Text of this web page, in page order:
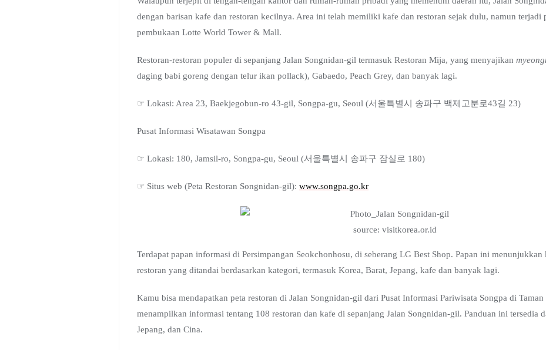
dengan barisan kafe dan restoran kecilnya. Area ini telah memiliki kafe dan restoran sejak dulu, namun terjadi
pembukaan Lotte World Tower & Mall.
Restoran-restoran populer di sepanjang Jalan Songnidan-gil termasuk Restoran Mija, yang menyajikan
daging babi goreng dengan telur ikan pollack), Gabaedo, Peach Grey, dan banyak lagi.
☞ Lokasi: Area 23, Baekjegobun-ro 43-gil, Songpa-gu, Seoul (서울특별시 송파구 백제고분로43길 23)
Pusat Informasi Wisatawan Songpa
☞ Lokasi: 180, Jamsil-ro, Songpa-gu, Seoul (서울특별시 송파구 잠실로 180)
☞ Situs web (Peta Restoran Songnidan-gil): www.songpa.go.kr
source: visitkorea.or.id
Terdapat papan informasi di Persimpangan Seokchonhosu, di seberang LG Best Shop. Papan ini menunjukkan
restoran yang ditandai berdasarkan kategori, termasuk Korea, Barat, Jepang, kafe dan banyak lagi.
Kamu bisa mendapatkan peta restoran di Jalan Songnidan-gil dari Pusat Informasi Pariwisata Songpa di Taman
menampilkan informasi tentang 108 restoran dan kafe di sepanjang Jalan Songnidan-gil. Panduan ini tersedia
Jepang, dan Cina.